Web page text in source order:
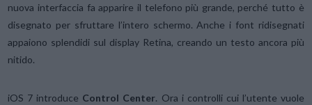
nuova interfaccia fa apparire il telefono più grande, perché tutto è
disegnato per sfruttare l’intero schermo. Anche i font ridisegnati
appaiono splendidi sul display Retina, creando un testo ancora più
nitido.
iOS 7 introduce Control Center. Ora i controlli cui l’utente vuole